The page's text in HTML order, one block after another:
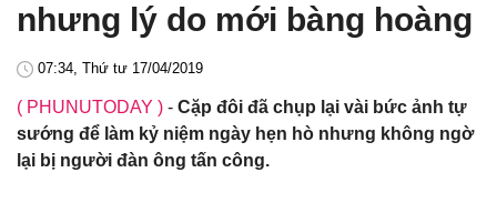
nhưng lý do mới bàng hoàng
07:34, Thứ tư 17/04/2019
( PHUNUTODAY ) - Cặp đôi đã chụp lại vài bức ảnh tự
sướng để làm kỷ niệm ngày hẹn hò nhưng không ngờ
lại bị người đàn ông tấn công.